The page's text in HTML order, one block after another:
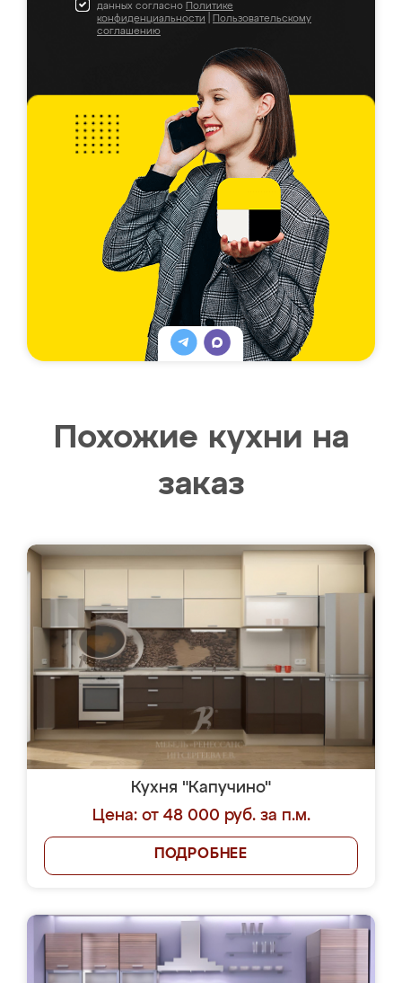
данных согласно Политике
конфиденциальности
Пользовательскому
соглашению
Похожие кухни на
заказ
Кухня "Капучино"
Цена: от 48 000 руб. за п.м.
ПОДРОБНЕЕ